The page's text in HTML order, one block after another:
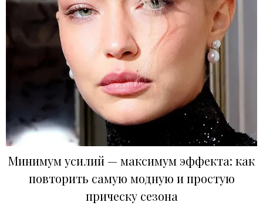
Минимум усилий — максимум эффекта: как
повторить самую модную и простую
прическу сезона